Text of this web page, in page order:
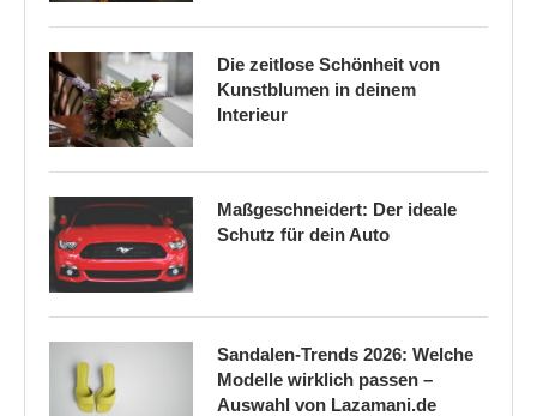
Die zeitlose Schönheit von
Kunstblumen in deinem
Interieur
Maßgeschneidert: Der ideale
Schutz für dein Auto
Sandalen-Trends 2026: Welche
Modelle wirklich passen –
Auswahl von Lazamani.de